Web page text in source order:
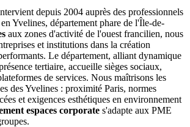
depuis 2004 auprès des professionnels
Yvelines, département phare de l'Île-de-
aux zones d'activité de l'ouest francilien, nous
et institutions dans la création
Le département, alliant dynamique
tertiaire, accueille sièges sociaux,
de services. Nous maîtrisons les
des Yvelines : proximité Paris, normes
et exigences esthétiques en environnement
espaces corporate s'adapte aux PME